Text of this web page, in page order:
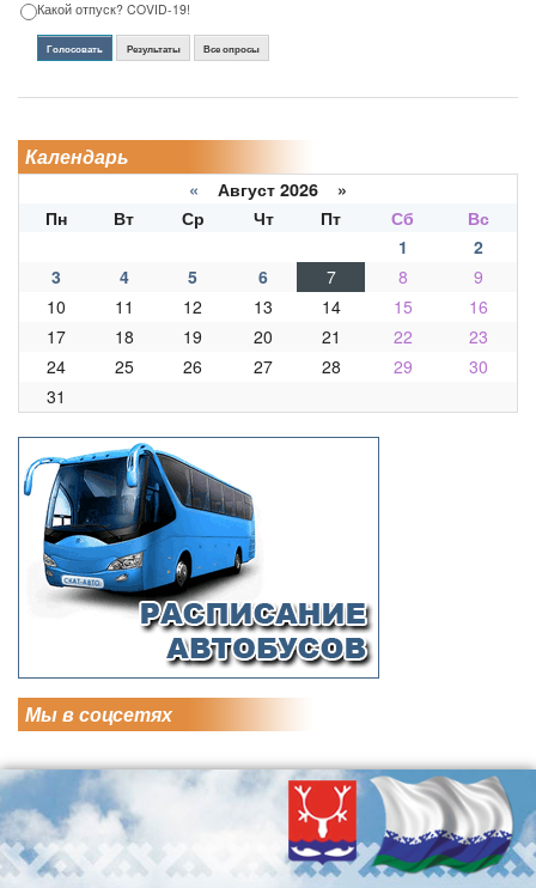
Какой отпуск? COVID-19!
Голосовать Результаты Все опросы
Календарь
« Август 2026 »
Пн
Вт Ср Чт Пт Сб
Вс
1
2
3
4 5 6 7 8
9
10
11 12 13 14 15
16
17
18 19 20 21 22
23
24
25 26 27 28 29
30
31
Мы в соцсетях